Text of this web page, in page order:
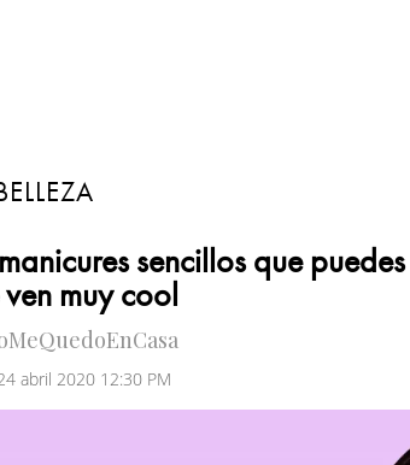
sencillos que
ven muy cool
abril 2020 12:30 PM